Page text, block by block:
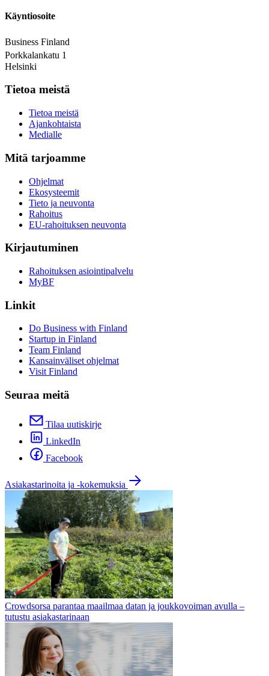
Käyntiosoite
Business Finland
Porkkalankatu 1
Helsinki
Tietoa meistä
Tietoa meistä
Ajankohtaista
Medialle
Mitä tarjoamme
Ohjelmat
Ekosysteemit
Tieto ja neuvonta
Rahoitus
EU-rahoituksen neuvonta
Kirjautuminen
Rahoituksen asiointipalvelu
MyBF
Linkit
Do Business with Finland
Startup in Finland
Team Finland
Kansainväliset ohjelmat
Visit Finland
Seuraa meitä
Tilaa uutiskirje
LinkedIn
Facebook
Asiakastarinoita ja -kokemuksia
Crowdsorsa parantaa maailmaa datan ja joukkovoiman avulla –
tutustu asiakastarinaan